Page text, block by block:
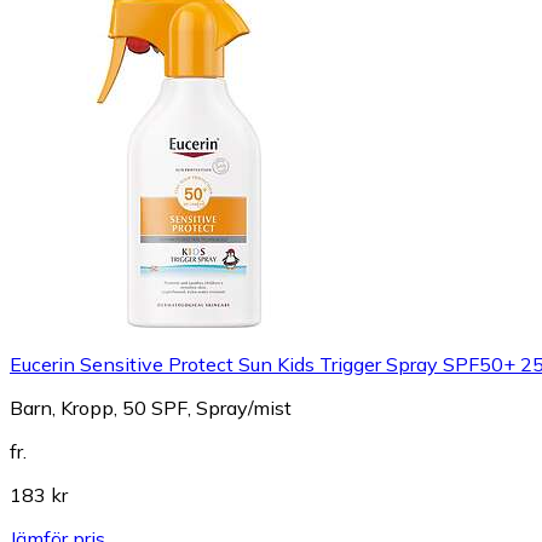
Eucerin Sensitive Protect Sun Kids Trigger Spray SPF50+
Barn, Kropp, 50 SPF, Spray/mist
fr.
183 kr